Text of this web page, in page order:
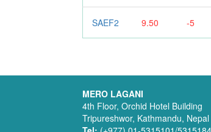
SAEF2 9.50 -5
MERO LAGANI
4th Floor, Orchid Hotel Building
Tripureshwor, Kathmandu, Nepal